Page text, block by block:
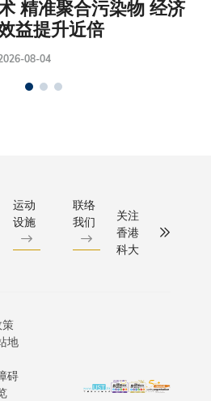
精准聚合污染物 经济
益提升近倍
08-04
运动
设施
联络
我们
关注
香港
科大
地
碍